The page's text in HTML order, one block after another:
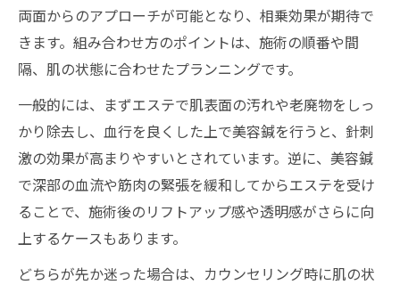
両面からのアプローチが可能となり、相乗効果が期待で
きます。組み合わせ方のポイントは、施術の順番や間
隔、肌の状態に合わせたプランニングです。
一般的には、まずエステで肌表面の汚れや老廃物をしっ
かり除去し、血行を良くした上で美容鍼を行うと、針刺
激の効果が高まりやすいとされています。逆に、美容鍼
で深部の血流や筋肉の緊張を緩和してからエステを受け
ることで、施術後のリフトアップ感や透明感がさらに向
上するケースもあります。
どちらが先か迷った場合は、カウンセリング時に肌の状